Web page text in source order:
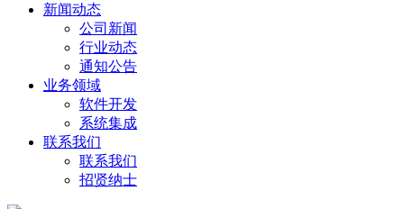
新闻动态
公司新闻
行业动态
通知公告
业务领域
软件开发
系统集成
联系我们
联系我们
招贤纳士